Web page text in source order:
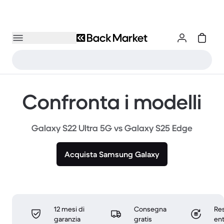
Confronta i modelli
Galaxy S22 Ultra 5G vs Galaxy S25 Edge
Acquista Samsung Galaxy
12 mesi di
garanzia
Consegna
gratis